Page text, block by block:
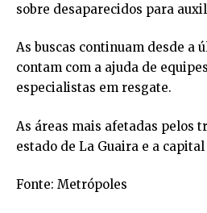
sobre desaparecidos para
As buscas continuam desde a
contam com a ajuda de
especialistas em resgate.
As áreas mais afetadas pelos
estado de La Guaira e a
Fonte: Metrópoles